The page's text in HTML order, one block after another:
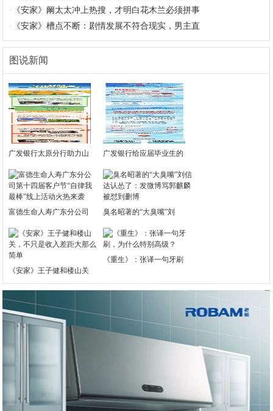
·
《安家》阚太太冲上热搜，才明白花木兰必须拼事
·
《安家》槽点不断：剧情发展不符合现实，男主直
图说新闻
广发银行太原分行助力山 广发银行给应届毕业生的
富德生命人寿广东分公司 臭名昭著的“大臭嘴”刘
《安家》王子健和楼山关
《重生》：张译一句牙刷